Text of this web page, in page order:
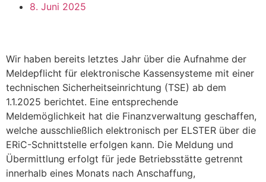
8. Juni 2025
Wir haben bereits letztes Jahr über die Aufnahme der
Meldepflicht für elektronische Kassensysteme mit einer
technischen Sicherheitseinrichtung (TSE) ab dem
1.1.2025 berichtet. Eine entsprechende
Meldemöglichkeit hat die Finanzverwaltung geschaffen,
welche ausschließlich elektronisch per ELSTER über die
ERiC-Schnittstelle erfolgen kann. Die Meldung und
Übermittlung erfolgt für jede Betriebsstätte getrennt
innerhalb eines Monats nach Anschaffung,